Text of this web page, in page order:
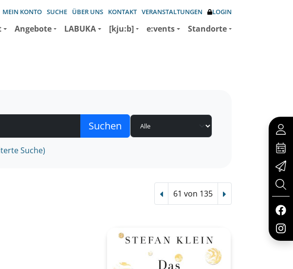
MEIN KONTO SUCHE ÜBER UNS KONTAKT VERANSTALTUNGEN LOGIN
Angebote LABUKA [kju:b] e:vents Standorte
Suche)
Vorheriger Treffer
61 von 135 Nächster Treffer